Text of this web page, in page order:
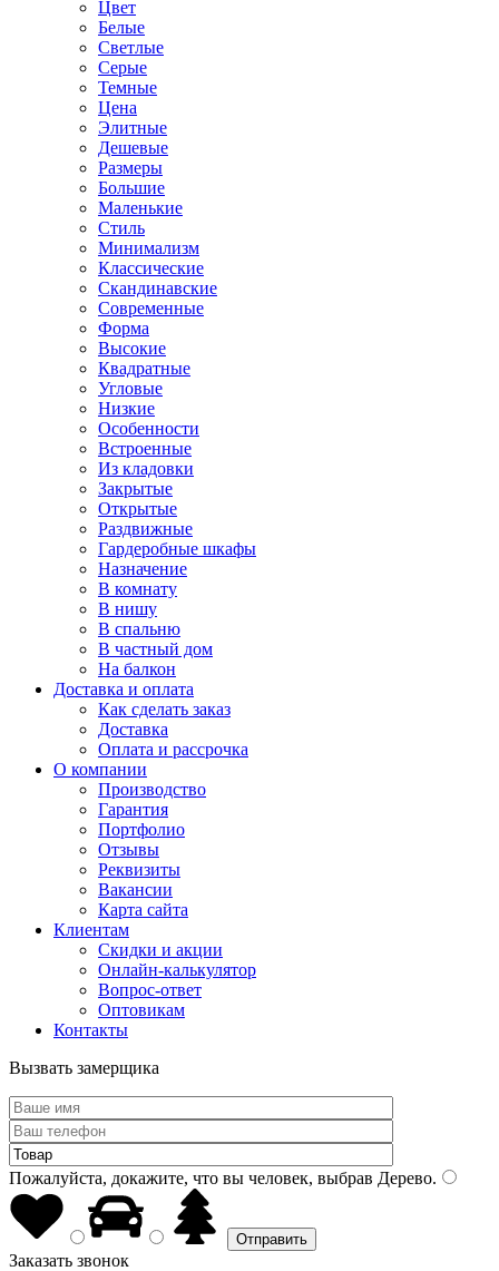
Цвет
Белые
Светлые
Серые
Темные
Цена
Элитные
Дешевые
Размеры
Большие
Маленькие
Стиль
Минимализм
Классические
Скандинавские
Современные
Форма
Высокие
Квадратные
Угловые
Низкие
Особенности
Встроенные
Из кладовки
Закрытые
Открытые
Раздвижные
Гардеробные шкафы
Назначение
В комнату
В нишу
В спальню
В частный дом
На балкон
Доставка и оплата
Как сделать заказ
Доставка
Оплата и рассрочка
О компании
Производство
Гарантия
Портфолио
Отзывы
Реквизиты
Вакансии
Карта сайта
Клиентам
Скидки и акции
Онлайн-калькулятор
Вопрос-ответ
Оптовикам
Контакты
Вызвать замерщика
Пожалуйста, докажите, что вы человек, выбрав Дерево.
Заказать звонок